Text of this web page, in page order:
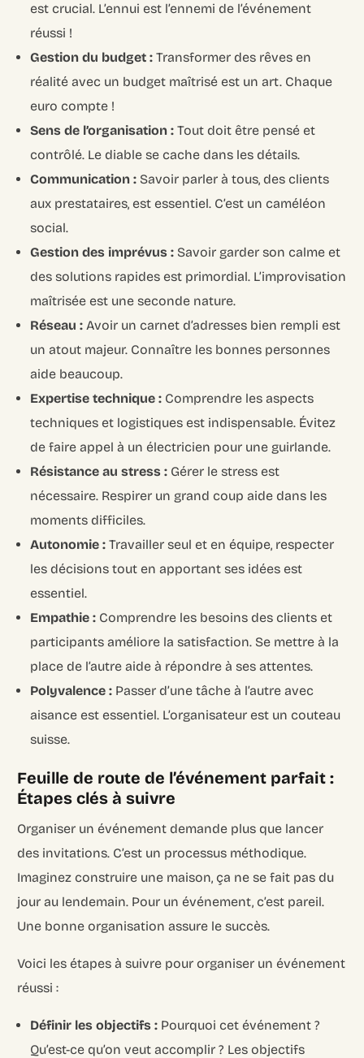
est crucial. L’ennui est l’ennemi de l’événement
réussi !
Gestion du budget : Transformer des rêves en
réalité avec un budget maîtrisé est un art. Chaque
euro compte !
Sens de l’organisation : Tout doit être pensé et
contrôlé. Le diable se cache dans les détails.
Communication : Savoir parler à tous, des clients
aux prestataires, est essentiel. C’est un caméléon
social.
Gestion des imprévus : Savoir garder son calme et
des solutions rapides est primordial. L’improvisation
maîtrisée est une seconde nature.
Réseau : Avoir un carnet d’adresses bien rempli est
un atout majeur. Connaître les bonnes personnes
aide beaucoup.
Expertise technique : Comprendre les aspects
techniques et logistiques est indispensable. Évitez
de faire appel à un électricien pour une guirlande.
Résistance au stress : Gérer le stress est
nécessaire. Respirer un grand coup aide dans les
moments difficiles.
Autonomie : Travailler seul et en équipe, respecter
les décisions tout en apportant ses idées est
essentiel.
Empathie : Comprendre les besoins des clients et
participants améliore la satisfaction. Se mettre à la
place de l’autre aide à répondre à ses attentes.
Polyvalence : Passer d’une tâche à l’autre avec
aisance est essentiel. L’organisateur est un couteau
suisse.
Feuille de route de l’événement parfait :
Étapes clés à suivre
Organiser un événement demande plus que lancer
des invitations. C’est un processus méthodique.
Imaginez construire une maison, ça ne se fait pas du
jour au lendemain. Pour un événement, c’est pareil.
Une bonne organisation assure le succès.
Voici les étapes à suivre pour organiser un événement
réussi :
Définir les objectifs : Pourquoi cet événement ?
Qu’est-ce qu’on veut accomplir ? Les objectifs